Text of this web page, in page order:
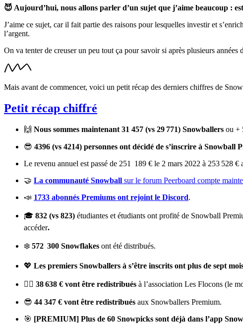
😈 Aujourd’hui, nous allons parler d’un sujet que j’aime beaucoup :
J’aime ce sujet, car il fait partie des raisons pour lesquelles investir et
l’argent.
On va tenter de creuser un peu tout ça pour savoir si après plusieurs
Mais avant de commencer, voici un petit récap des derniers chiffres de
Petit récap chiffré
🙌 Nous sommes maintenant 31 457 (vs 29 771) Snowballers ou +
😎 4396 (vs 4214) personnes ont décidé de s’inscrire à Snowball
Le revenu annuel est passé de 251 189 € le 2 mars 2022 à 253 528
🤝 La communauté Snowball sur le forum Peerboard compte
📣 1733 abonnés Premiums ont rejoint le Discord.
‍🎓 832 (vs 823) étudiantes et étudiants ont profité de Snowball
accéder.
❄️ 572 300 Snowflakes ont été distribués.
💖 Les premiers Snowballers à s’être inscrits ont plus de sept
💁‍♀️ 38 638 € vont être redistribués à l’association Les Flocons (le
😎 44 347 € vont être redistribués aux Snowballers Premium.
🎯 [PREMIUM] Plus de 60 Snowpicks sont déjà dans l’app